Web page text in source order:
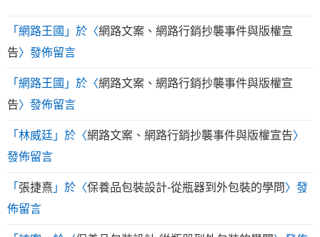
「 網路王國 」於〈網路文案、網路行銷抄襲事件與版權宣
告〉發佈留言
「 網路王國 」於〈網路文案、網路行銷抄襲事件與版權宣
告〉發佈留言
「 林威廷 」於〈網路文案、網路行銷抄襲事件與版權宣告〉
發佈留言
「 張捷熹 」於〈保養品包裝設計-從瓶器到外包裝的學問〉發
佈留言